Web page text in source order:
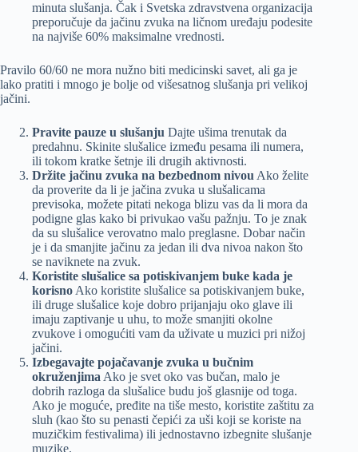
minuta slušanja. Čak i Svetska zdravstvena organizacija
preporučuje da jačinu zvuka na ličnom uređaju podesite
na najviše 60% maksimalne vrednosti.
Pravilo 60/60 ne mora nužno biti medicinski savet, ali ga je
lako pratiti i mnogo je bolje od višesatnog slušanja pri velikoj
jačini.
Pravite pauze u slušanju Dajte ušima trenutak da
predahnu. Skinite slušalice između pesama ili numera,
ili tokom kratke šetnje ili drugih aktivnosti.
Držite jačinu zvuka na bezbednom nivou Ako želite
da proverite da li je jačina zvuka u slušalicama
previsoka, možete pitati nekoga blizu vas da li mora da
podigne glas kako bi privukao vašu pažnju. To je znak
da su slušalice verovatno malo preglasne. Dobar način
je i da smanjite jačinu za jedan ili dva nivoa nakon što
se naviknete na zvuk.
Koristite slušalice sa potiskivanjem buke kada je
korisno Ako koristite slušalice sa potiskivanjem buke,
ili druge slušalice koje dobro prijanjaju oko glave ili
imaju zaptivanje u uhu, to može smanjiti okolne
zvukove i omogućiti vam da uživate u muzici pri nižoj
jačini.
Izbegavajte pojačavanje zvuka u bučnim
okruženjima Ako je svet oko vas bučan, malo je
dobrih razloga da slušalice budu još glasnije od toga.
Ako je moguće, pređite na tiše mesto, koristite zaštitu za
sluh (kao što su penasti čepići za uši koji se koriste na
muzičkim festivalima) ili jednostavno izbegnite slušanje
muzike.